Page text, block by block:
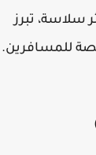
تبرز
للمسافرين.